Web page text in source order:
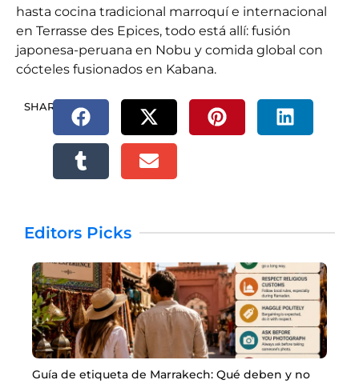
hasta cocina tradicional marroquí e internacional
en Terrasse des Epices, todo está allí: fusión
japonesa-peruana en Nobu y comida global con
cócteles fusionados en Kabana.
SHARE.
Editors Picks
Guía de etiqueta de Marrakech: Qué deben y no